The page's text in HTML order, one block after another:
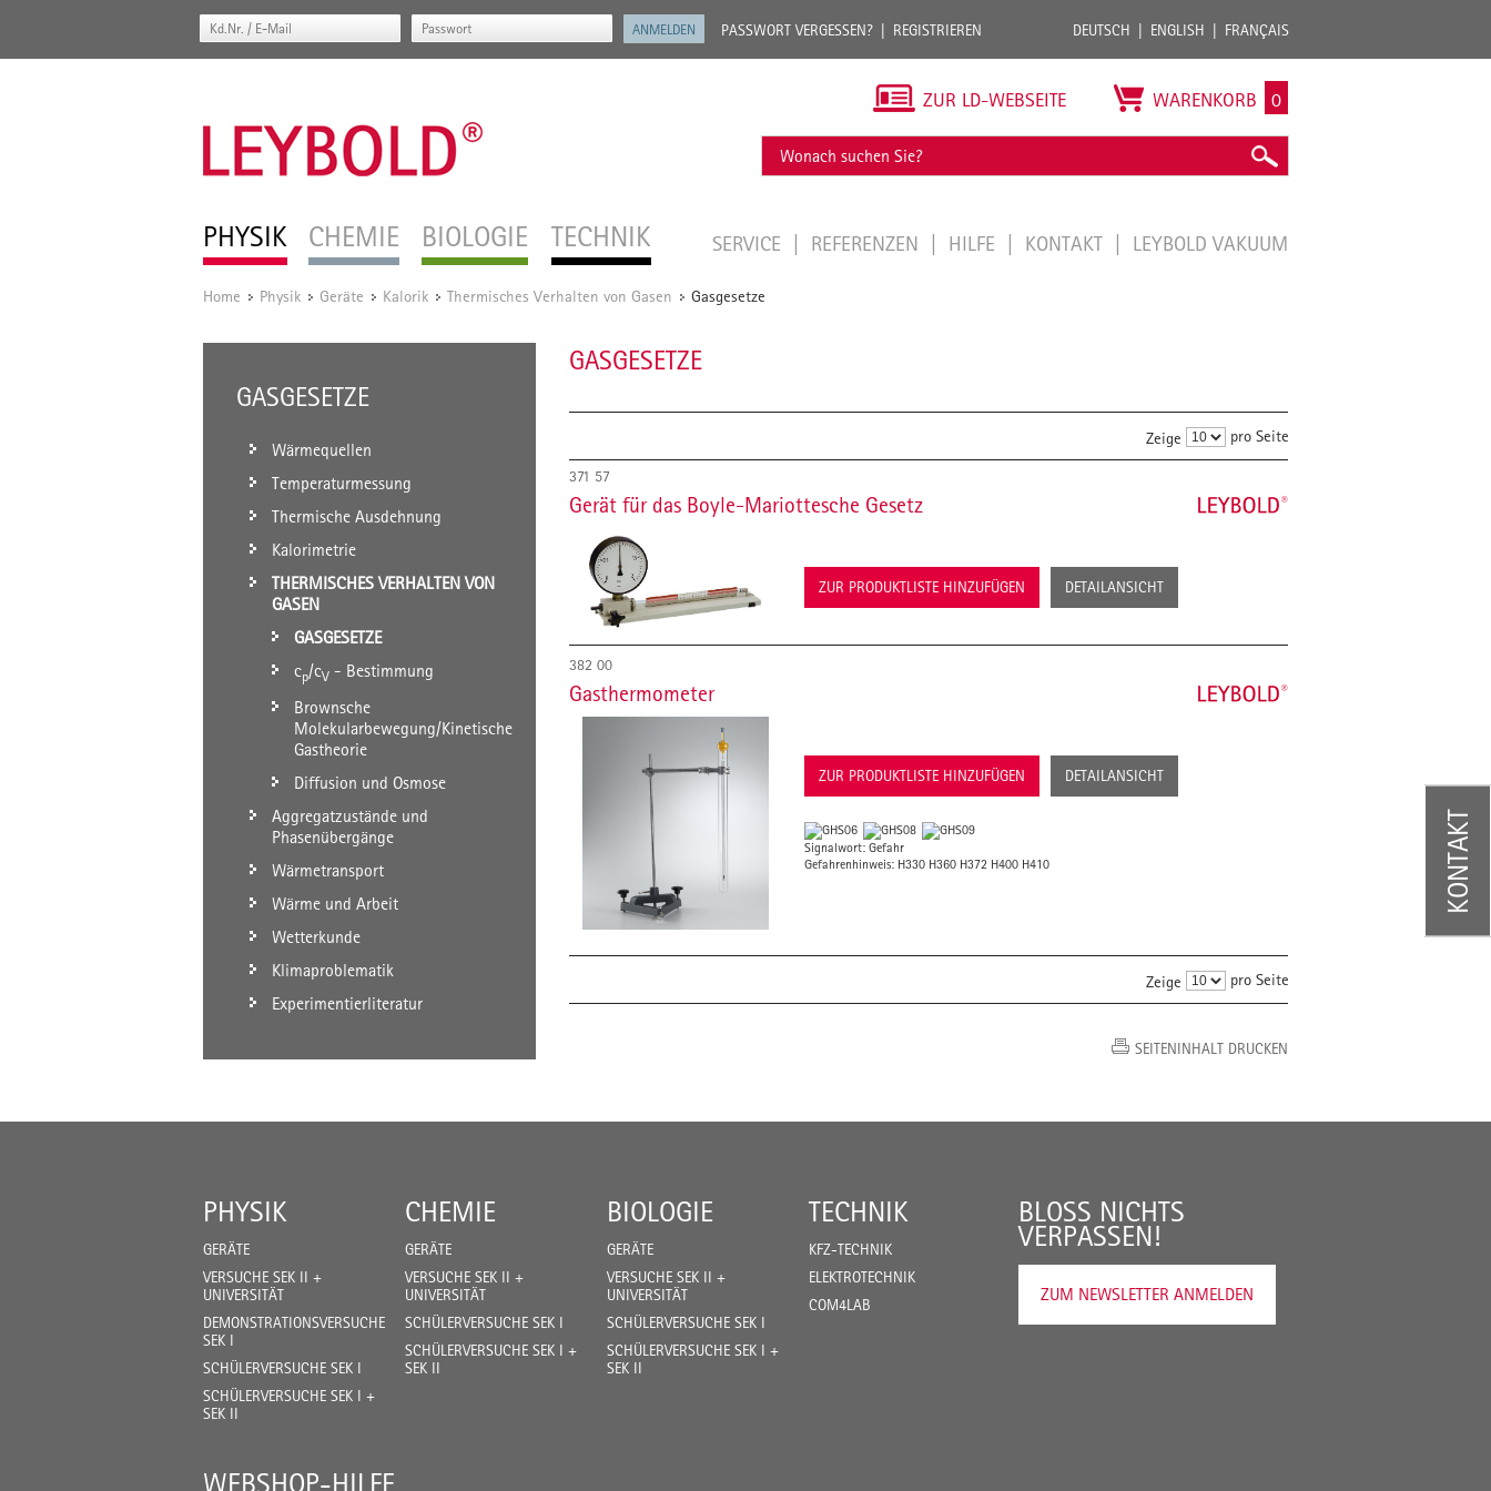
PASSWORT VERGESSEN? REGISTRIEREN DEUTSCH ENGLISH FRANÇAIS
PHYSIK CHEMIE BIOLOGIE TECHNIK
ZUR LD-WEBSEITE WARENKORB 0
SERVICE REFERENZEN HILFE KONTAKT LEYBOLD VAKUUM
Home / Physik / Geräte / Kalorik / Thermisches Verhalten von Gasen / Gasgesetze
GASGESETZE
Wärmequellen
Temperaturmessung
Thermische Ausdehnung
Kalorimetrie
THERMISCHES VERHALTEN VON
GASEN
GASGESETZE
cp/cV - Bestimmung
Brownsche
Molekularbewegung/Kinetische
Gastheorie
Diffusion und Osmose
Aggregatzustände und
Phasenübergänge
Wärmetransport
Wärme und Arbeit
Wetterkunde
Klimaproblematik
Experimentierliteratur
GASGESETZE
Zeige pro Seite
371 57
Gerät für das Boyle-Mariottesche Gesetz
ZUR PRODUKTLISTE HINZUFÜGEN DETAILANSICHT
382 00
Gasthermometer
ZUR PRODUKTLISTE HINZUFÜGEN DETAILANSICHT
Signalwort: Gefahr
Gefahrenhinweis: H330 H360 H372 H400 H410
Zeige pro Seite
SEITENINHALT DRUCKEN
PHYSIK
GERÄTE
VERSUCHE SEK II +
UNIVERSITÄT
DEMONSTRATIONSVERSUCHE
SEK I
SCHÜLERVERSUCHE SEK I
SCHÜLERVERSUCHE SEK I +
SEK II
CHEMIE
GERÄTE
VERSUCHE SEK II +
UNIVERSITÄT
SCHÜLERVERSUCHE SEK I
SCHÜLERVERSUCHE SEK I +
SEK II
BIOLOGIE
GERÄTE
VERSUCHE SEK II +
UNIVERSITÄT
SCHÜLERVERSUCHE SEK I
SCHÜLERVERSUCHE SEK I +
SEK II
TECHNIK
KFZ-TECHNIK
ELEKTROTECHNIK
COM4LAB
WEBSHOP-HILFE
BLOSS NICHTS V
ERPASSEN!
ZUM NEWSLETTER ANMELDEN
KONTAKT